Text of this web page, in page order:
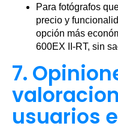
Para fotógrafos
precio y
opción más
600EX II-RT, sin
7.
usuarios